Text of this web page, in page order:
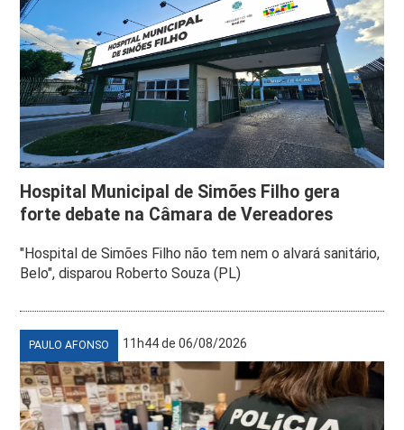
Hospital Municipal de Simões Filho gera
forte debate na Câmara de Vereadores
"Hospital de Simões Filho não tem nem o alvará sanitário,
Belo", disparou Roberto Souza (PL)
PAULO AFONSO 11h44 de 06/08/2026